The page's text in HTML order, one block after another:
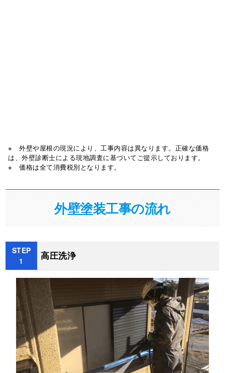
※ 外壁や屋根の現況により、工事内容は異なります。正確な価格
は、外壁診断士による現地調査に基づいてご提示しております。
※ 価格は全て消費税別となります。
外壁塗装工事の流れ
STEP
1
高圧洗浄